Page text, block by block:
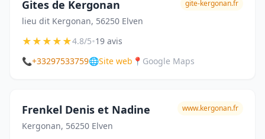
Gites de Kergonan
lieu dit Kergonan, 56250 Elven
gite-kergonan.fr
★★★★★4.8/5•19 avis
📞+33297533759🌐Site web 📍 Google Maps
Frenkel Denis et Nadine
Kergonan, 56250 Elven
www.kergonan.fr